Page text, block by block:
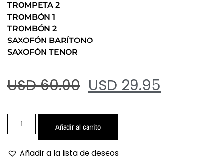
TROMPETA 2
TROMBÓN 1
TROMBÓN 2
SAXOFÓN BARÍTONO
SAXOFÓN TENOR
USD 60.00 USD 29.95
Añadir al carrito
Añadir a la lista de deseos